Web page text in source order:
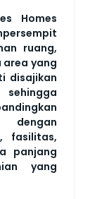
Homes
ruang,
area yang
disajikan
fasilitas,
panjang
yang